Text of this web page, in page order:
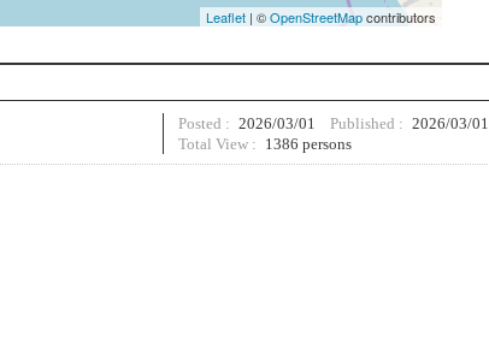
Leaflet | ©OpenStreetMapcontributors
Posted : 2026/03/01 Published : 2026/03/01
Total View : 1386 persons